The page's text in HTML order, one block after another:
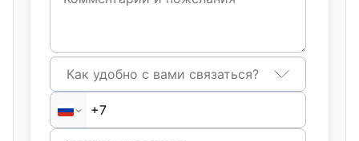
Как удобно с вами связаться?